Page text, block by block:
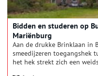
Bidden en studeren op
Mariënburg
Aan de drukke Brinklaan in
smeedijzeren toegangshek
het hek strekt zich een